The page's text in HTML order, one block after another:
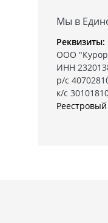
Мы в
Реквизиты:
ООО
ИНН
р/с
к/с